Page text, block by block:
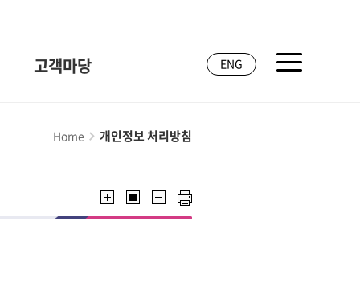
고객마당 ENG
Home 개인정보 처리방침